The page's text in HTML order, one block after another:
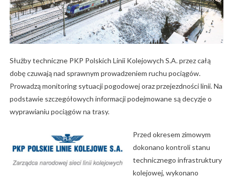
Służby techniczne PKP Polskich Linii Kolejowych S.A. przez całą
dobę czuwają nad sprawnym prowadzeniem ruchu pociągów.
Prowadzą monitoring sytuacji pogodowej oraz przejezdności linii. Na
podstawie szczegółowych informacji podejmowane są decyzje o
wyprawianiu pociągów na trasy.
Przed okresem zimowym
dokonano kontroli stanu
technicznego infrastruktury
kolejowej, wykonano